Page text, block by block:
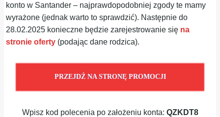
konto w Santander – najprawdopodobniej zgody te mamy
wyrażone (jednak warto to sprawdzić). Następnie do
28.02.2025 konieczne będzie zarejestrowanie się na
stronie oferty (podając dane rodzica).
PRZEJDŹ NA STRONĘ PROMOCJI
Wpisz kod polecenia po założeniu konta: QZKDT8